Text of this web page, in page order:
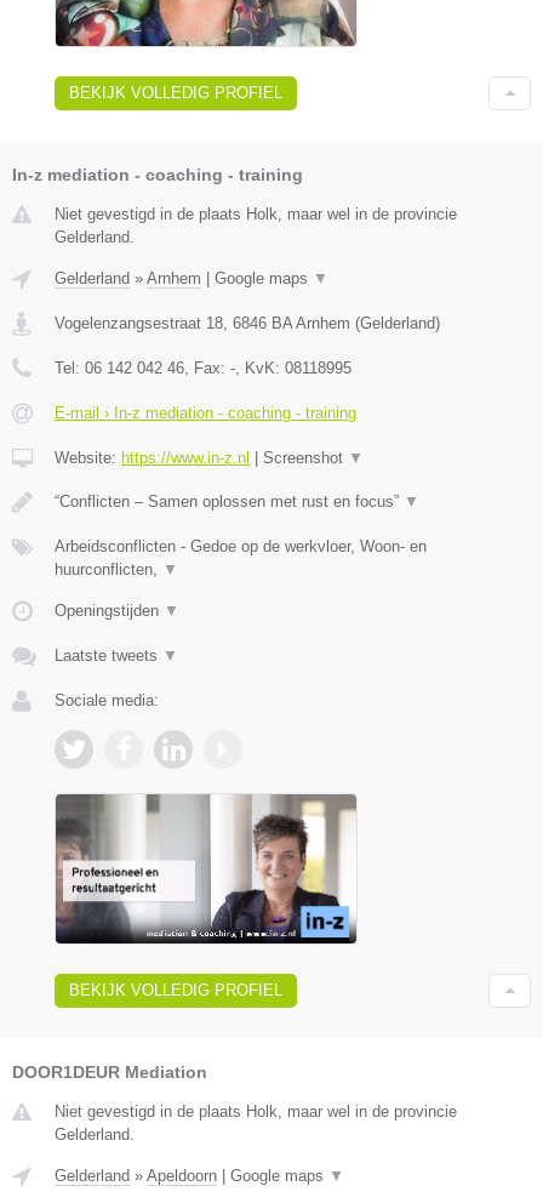
BEKIJK VOLLEDIG PROFIEL
In-z mediation - coaching - training
Niet gevestigd in de plaats Holk, maar wel in de provincie
Gelderland.
Gelderland » Arnhem Google maps ▼
Vogelenzangsestraat 18 6846 BA Arnhem (Gelderland)
Tel: 06 142 042 46 , Fax: - , KvK: 08118995
E-mail › In-z mediation - coaching - training
Website: https://www.in-z.nl Screenshot ▼
“Conflicten – Samen oplossen met rust en focus” ▼
Arbeidsconflicten - Gedoe op de werkvloer, Woon- en
huurconflicten,
▼
Openingstijden ▼
Laatste tweets ▼
Sociale media:
BEKIJK VOLLEDIG PROFIEL
DOOR1DEUR Mediation
Niet gevestigd in de plaats Holk, maar wel in de provincie
Gelderland.
Gelderland » Apeldoorn Google maps ▼